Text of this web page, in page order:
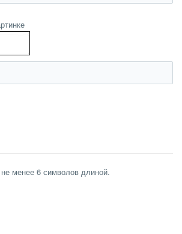
менее 6 символов длиной.